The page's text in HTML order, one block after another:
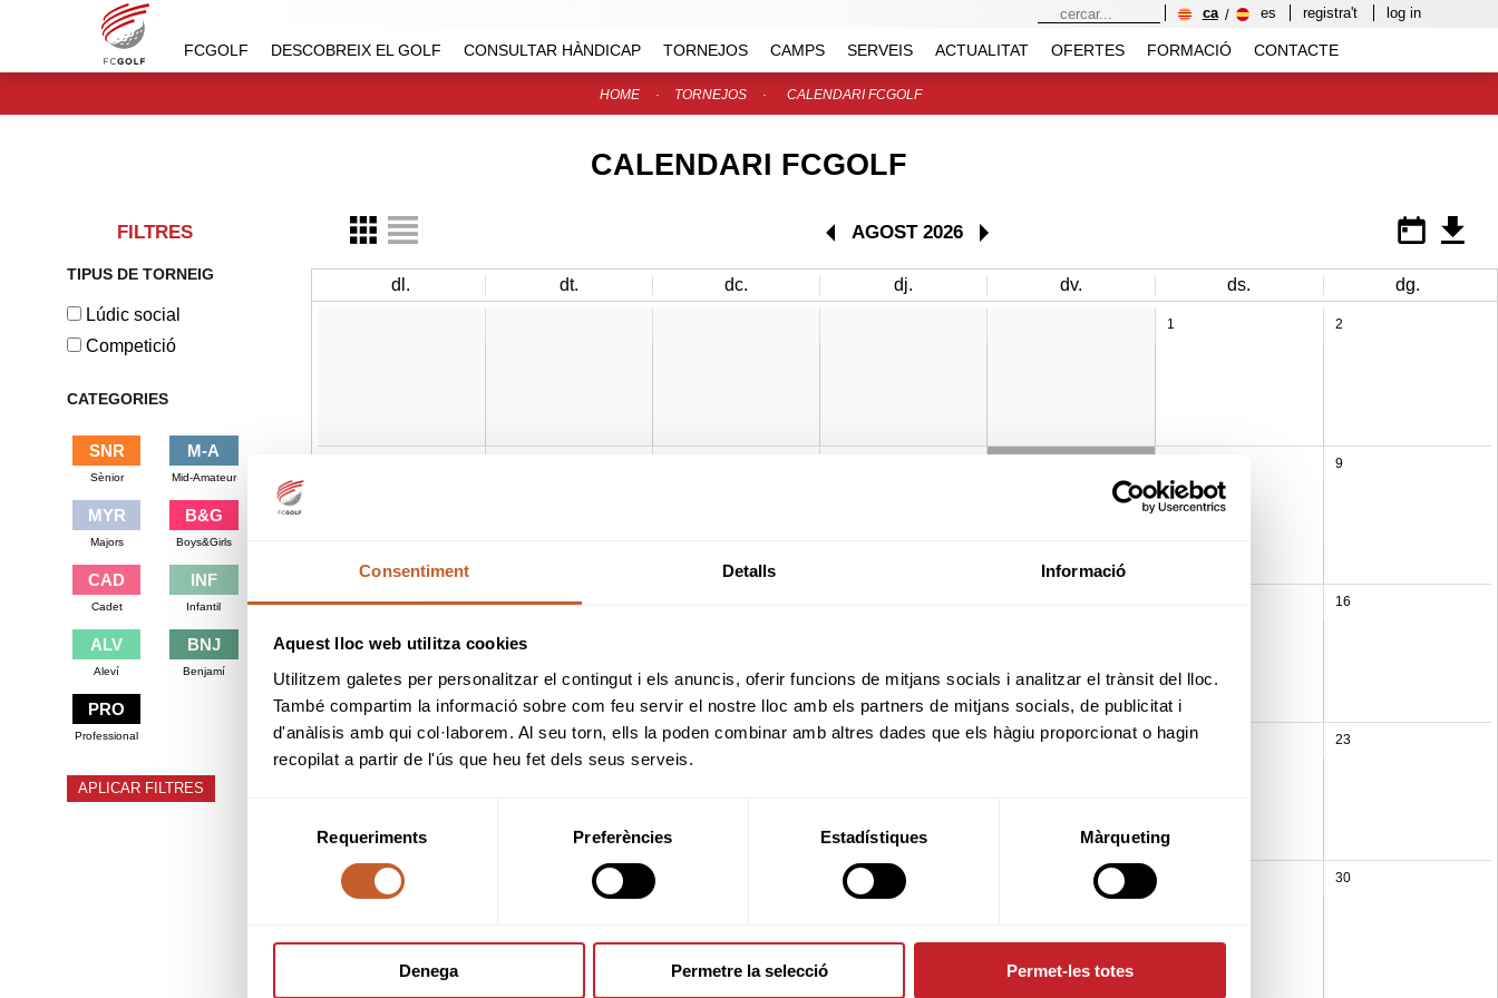
Consentiment Detalls Informació
Aquest lloc web utilitza cookies
Utilitzem galetes per personalitzar el contingut i els anuncis, oferir funcions de mitjans socials i analitzar el trànsit del lloc.
També compartim la informació sobre com feu servir el nostre lloc amb els partners de mitjans socials, de publicitat i
d'anàlisis amb qui col·laborem. Al seu torn, ells la poden combinar amb altres dades que els hàgiu proporcionat o hagin
recopilat a partir de l'ús que heu fet dels seus serveis.
consentiment
Requeriments Preferències Estadístiques Màrqueting
Denega Permetre la selecció Permet-les totes
ca es registra't log in
FCGOLF DESCOBREIX EL GOLF CONSULTAR HÀNDICAP TORNEJOS CAMPS SERVEIS ACTUALITAT OFERTES FORMACIÓ CONTACTE
HOME TORNEJOS CALENDARI FCGOLF
CALENDARI FCGOLF
FILTRES
TIPUS DE TORNEIG
Lúdic social
Competició
CATEGORIES
SNR
Sènior
M-A
Mid-Amateur
MYR
Majors
B&G
Boys&Girls
CAD
Cadet
INF
Infantil
ALV
Aleví
BNJ
Benjamí
PRO
Professional
APLICAR FILTRES
AGOST 2026
dl. dt. dc. dj. dv. ds. dg.
1 2
9
10 11 16
17 18 19 20 21 22 23
24 27 30